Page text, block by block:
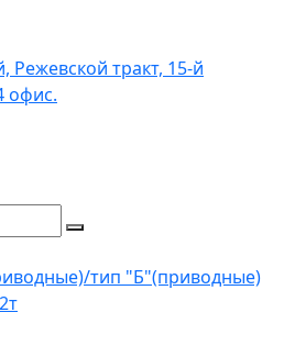
Режевской тракт, 15-й
офис.
тип "Б"(приводные)